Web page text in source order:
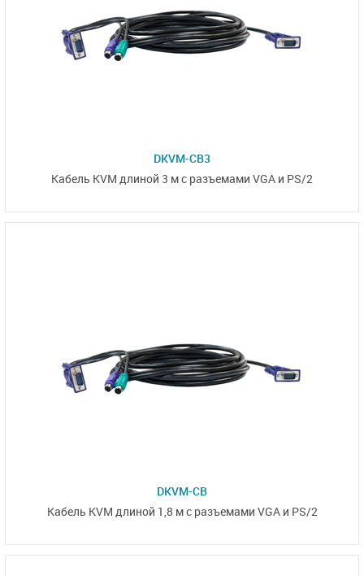
DKVM-CB3
Кабель KVM длиной 3 м с разъемами VGA и PS/2
DKVM-CB
Кабель KVM длиной 1,8 м с разъемами VGA и PS/2